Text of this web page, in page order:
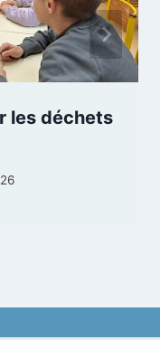
les déchets